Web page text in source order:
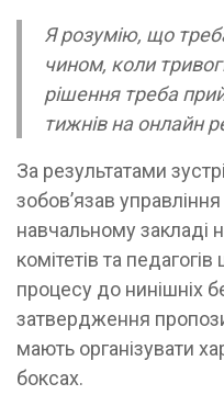
Я розумію, що
чином, коли
рішення треба
тижнів на онлайн
За результатами
зобов’язав
навчальному закладі
комітетів та
процесу до нинішніх
затвердження
мають організувати
боксах.